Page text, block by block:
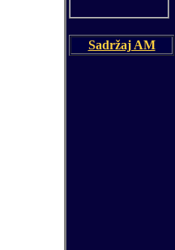
Sadržaj AM